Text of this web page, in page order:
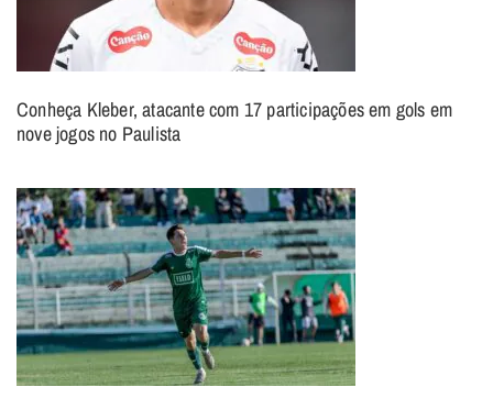
Conheça Kleber, atacante com 17 participações em gols em
nove jogos no Paulista